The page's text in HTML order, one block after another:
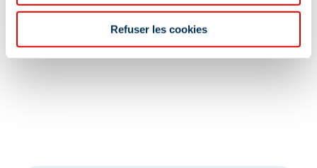
Refuser les cookies